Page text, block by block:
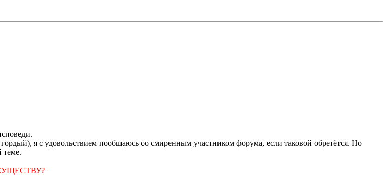
я с удовольствием пообщаюсь со смиренным участником форума, если таковой обретётся. Но
теме.